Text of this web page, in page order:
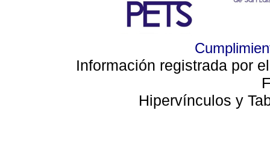
Información registrada por
Hipervínculos y